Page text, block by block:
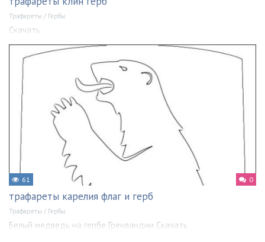
Трафареты / Гербы
Скачать
61 0
трафареты карелия флаг и герб
Трафареты / Гербы
Белый медведь на гербе Гренландии Скачать